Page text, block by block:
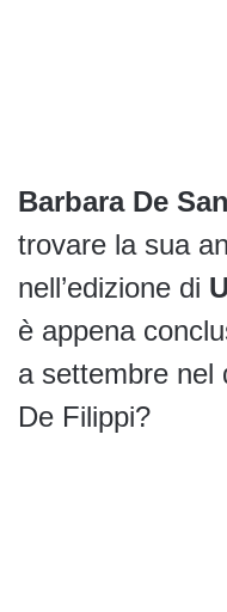
Barbara De
trovare la sua
nell’edizione di
è appena
a settembre nel
De Filippi?